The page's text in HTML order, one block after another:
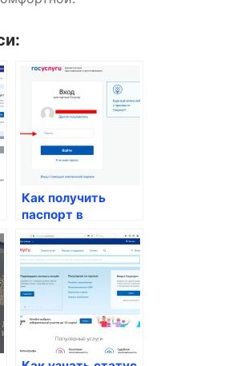
Как получить
паспорт в
электронном виде
для граждан
России